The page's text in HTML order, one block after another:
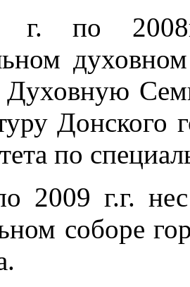
по
Донского
по
2009 г.г.
соборе